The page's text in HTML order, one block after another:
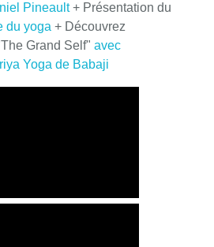
Pineault+ Présentation du
du yoga + Découvrez
Grand Self" avec
Yoga de Babaji